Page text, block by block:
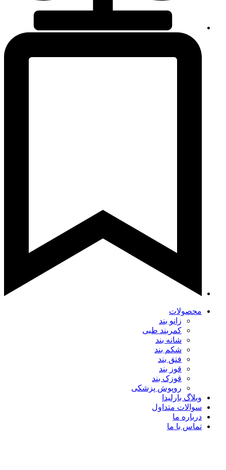
محصولات
زانو بند
کمربند طبی
شانه بند
شکم بند
فتق بند
قوز بند
قوزک بند
روپوش پزشکی
وبلاگ بارلیدا
سوالات متداول
درباره ما
تماس با ما